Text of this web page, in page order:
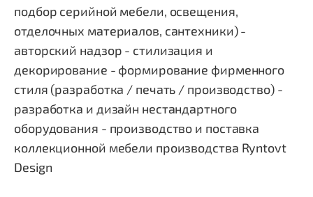
подбор серийной мебели, освещения,
отделочных материалов, сантехники) -
авторский надзор - стилизация и
декорирование - формирование фирменного
стиля (разработка / печать / производство) -
разработка и дизайн нестандартного
оборудования - производство и поставка
коллекционной мебели производства Ryntovt
Design